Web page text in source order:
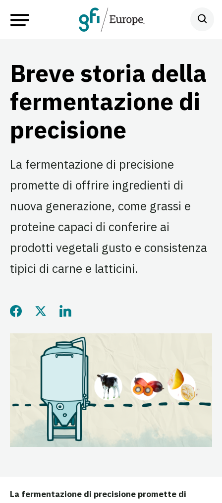
Breve storia della
fermentazione di
precisione
La fermentazione di precisione
promette di offrire ingredienti di
nuova generazione, come grassi e
proteine capaci di conferire ai
prodotti vegetali gusto e consistenza
tipici di carne e latticini.
Condividi questa pagina su
Condividi questa
Condividi questa
La fermentazione di precisione promette di